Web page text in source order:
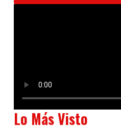
Lo Más Visto